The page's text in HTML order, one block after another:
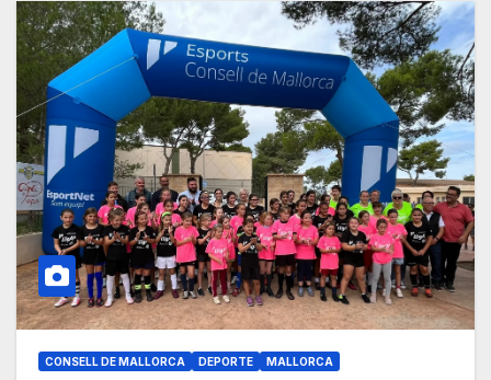
CONSELL DE MALLORCA DEPORTE MALLORCA